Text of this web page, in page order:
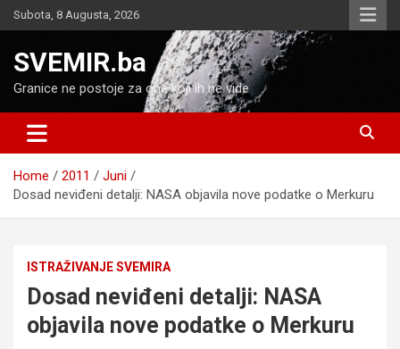
Skip
to
Subota, 8 Augusta, 2026
SVEMIR.ba
Granice ne postoje za one koji ih ne vide
Home 2011
Juni
Dosad neviđeni detalji: NASA objavila nove podatke o Merkuru
ISTRAŽIVANJE SVEMIRA
Dosad neviđeni detalji: NASA
objavila nove podatke o Merkuru